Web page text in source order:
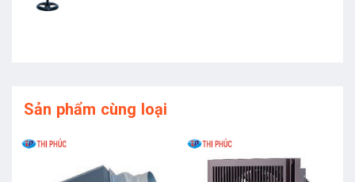
Sản phẩm cùng loại